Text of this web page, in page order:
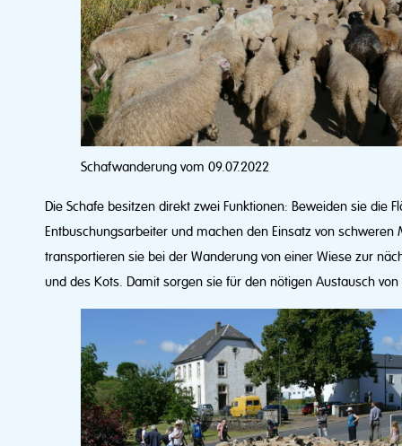
Schafwanderung vom 09.07.2022
Die Schafe besitzen direkt zwei Funktionen: Beweiden sie die
Entbuschungsarbeiter und machen den Einsatz von
transportieren sie bei der Wanderung von einer Wiese zur
und des Kots. Damit sorgen sie für den nötigen Austausch von